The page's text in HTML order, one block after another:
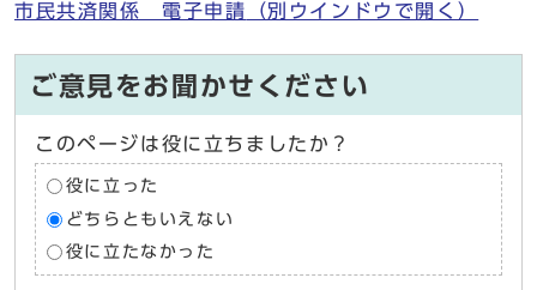
市民共済関係 電子申請
（別ウインドウで開く）
ご意見をお聞かせください
このページは役に立ちましたか？
役に立った
どちらともいえない
役に立たなかった